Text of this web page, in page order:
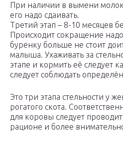
При наличии в вымени
его надо сдаивать.
Третий этап – 8-10 месяцев
Происходит сокращение
буренку больше не стоит
малыша. Ухаживать за
этапе и кормить её следует
следует соблюдать
Это три этапа стельности у
рогатого скота.
для коровы следует
рационе и более